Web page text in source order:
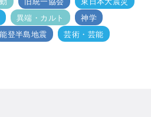
異端・カルト
神学
能登半島地震
芸術・芸能